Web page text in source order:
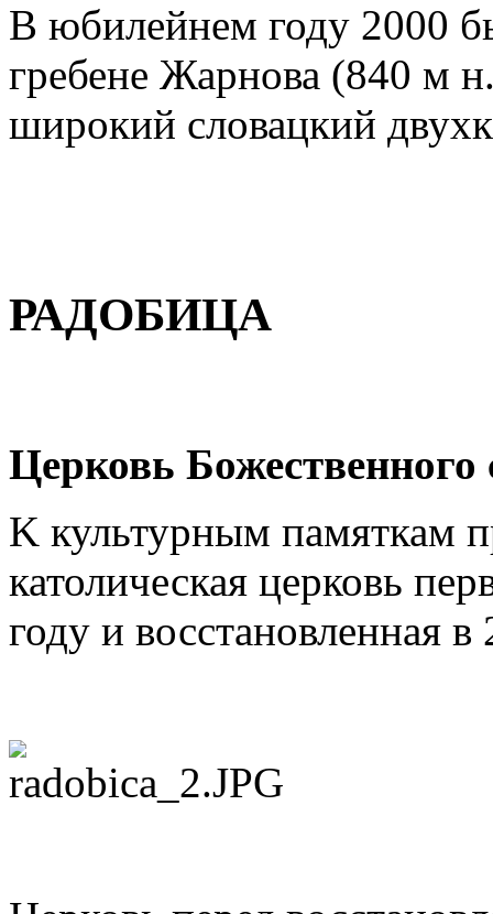
В юбилейнем году 2000
гребене Жарнова (840 м
широкий словацкий
РАДОБИЦА
Церковь
K культурным памяткам
католическая церковь
году и восстановленная в